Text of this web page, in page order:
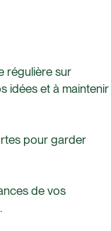
régulière sur
idées et à maintenir
pour garder
de vos